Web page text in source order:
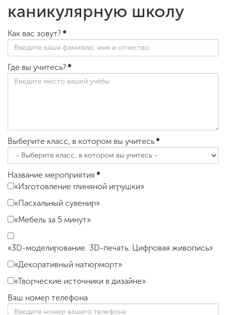
каникулярную школу
Как вас зовут?*
Где вы учитесь?*
Выберите класс, в котором вы учитесь*
Название мероприятия *
«Изготовление глиняной игрушки»
«Пасхальный сувенир»
«Мебель за 5 минут»
«3D-моделирование. 3D-печать. Цифровая живопись»
«Декоративный натюрморт»
«Творческие источники в дизайне»
Ваш номер телефона